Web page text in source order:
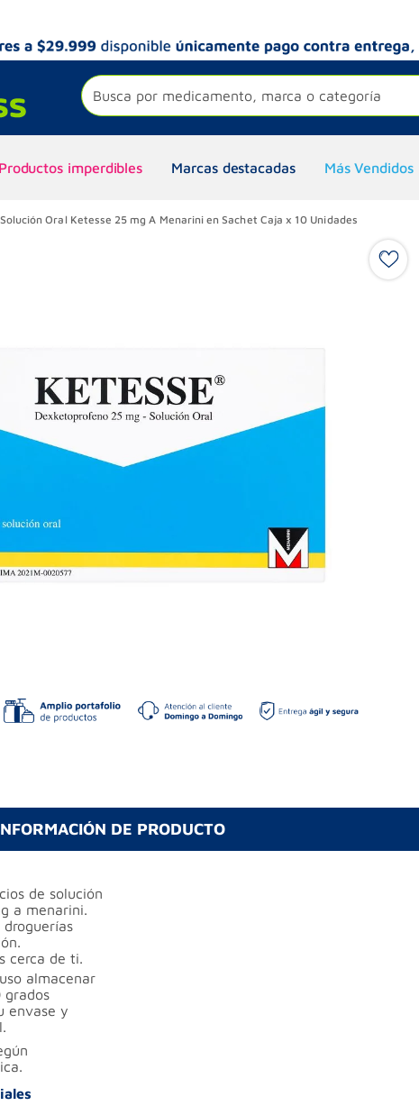
Busca por medicamento, marca o categoría
Productos imperdibles Marcas destacadas Más Vendidos
Solución Oral Ketesse 25 mg A Menarini en Sachet Caja x 10 Unidades
DE PRODUCTO
a menarini.
droguerías
cerca de ti.
almacenar
grados
envase y